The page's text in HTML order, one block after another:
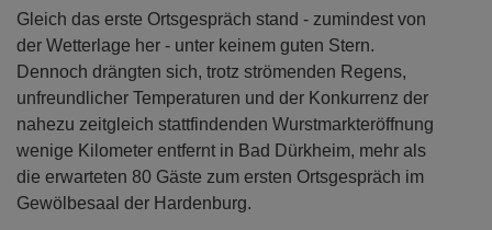
Gleich das erste Ortsgespräch stand - zumindest von
der Wetterlage her - unter keinem guten Stern.
Dennoch drängten sich, trotz strömenden Regens,
unfreundlicher Temperaturen und der Konkurrenz der
nahezu zeitgleich stattfindenden Wurstmarkteröffnung
wenige Kilometer entfernt in Bad Dürkheim, mehr als
die erwarteten 80 Gäste zum ersten Ortsgespräch im
Gewölbesaal der Hardenburg.